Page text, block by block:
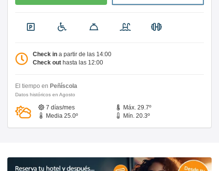
Check in a partir de las 14:00
Check out hasta las 12:00
El tiempo en Peñíscola
Datos históricos en Agosto
7 días/mes
Máx. 29.7º
Media 25.0º
Mín. 20.3º